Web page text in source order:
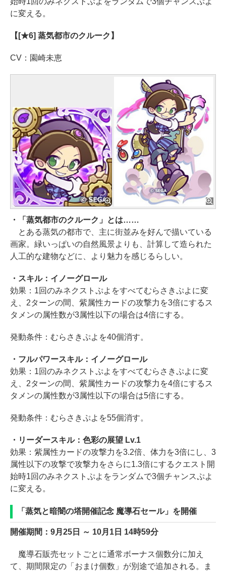
に変える。
【[★6] 蒸気都市のクルーク】
CV：園崎未恵
・「蒸気都市のクルーク」とは……
とある蒸気の都市で、主に街並みを好んで描いている
画家。緑いっぱいの自然風景よりも、計算して造られた
人工的な建物などに、より魅力を感じるらしい。
・スキル：イノーグロール
効果：1回のみネクストぷよをすべてむらさきぷよに変
え、2ターンの間、紫属性カードの攻撃力を3倍にするス
タメンの属性数が3属性以下の場合は4倍にする。
発動条件：むらさきぷよを40個消す。
・フルパワースキル：イノーグロール
効果：1回のみネクストぷよをすべてむらさきぷよに変
え、2ターンの間、紫属性カードの攻撃力を4倍にするス
タメンの属性数が3属性以下の場合は5倍にする。
発動条件：むらさきぷよを55個消す。
・リーダースキル：色彩の展望 Lv.1
効果：紫属性カードの攻撃力を3.2倍、体力を3倍にし、3
属性以下の攻撃で攻撃力をさらに1.3倍にするクエスト開
始時1回のみネクストぷよをランダムで3個チャンスぷよ
に変える。
「蒸気と暗闇の塔開催記念 魔導石セール」を開催
開催期間：9月25日 ～ 10月1日 14時59分
魔導石販売セットごとに通常ボーナス個数分に加え
て、期間限定の「おまけ個数」が別途で追加される。ま